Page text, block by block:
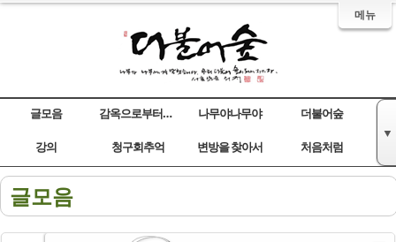
메뉴
글모음 감옥으로부터의 사색 나무야나무야 더불어숲
강의
▼
청구회추억
변방을 찾아서 처음처럼
글모음
Sketchbook5, 스케치북5
Sketchbook5, 스케치북5
Sketchbook5, 스케치북5
Sketchbook5, 스케치북5